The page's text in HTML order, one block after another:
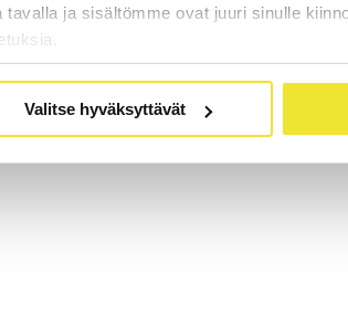
ja sisältömme ovat juuri sinulle
Valitse hyväksyttävät